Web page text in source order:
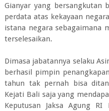
Gianyar yang bersangkutan
perdata atas kekayaan
istana negara sebagaimana
terselesaikan.
Dimasa jabatannya selaku
berhasil pimpin
tahun tak pernah bisa
Kejati Bali saja yang
Keputusan Jaksa Agung RI